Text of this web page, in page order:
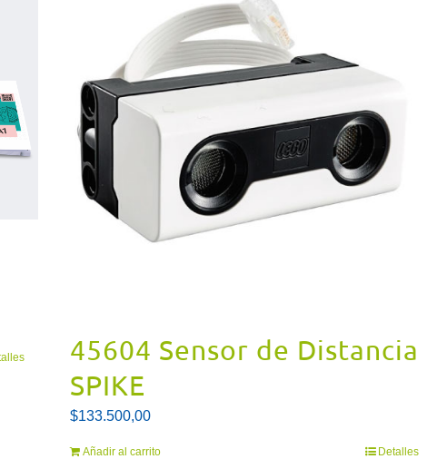
45604 Sensor de Distancia
SPIKE
$133.500,00
Añadir al carrito Detalles